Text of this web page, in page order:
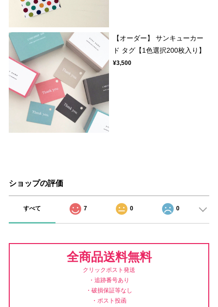
【オーダー】 サンキューカー
ド タグ【1色選択200枚入り】
¥3,500
ショップの評価
すべて 7 0 0
全商品送料無料
クリックポスト発送
・追跡番号あり
・破損保証等なし
・ポスト投函